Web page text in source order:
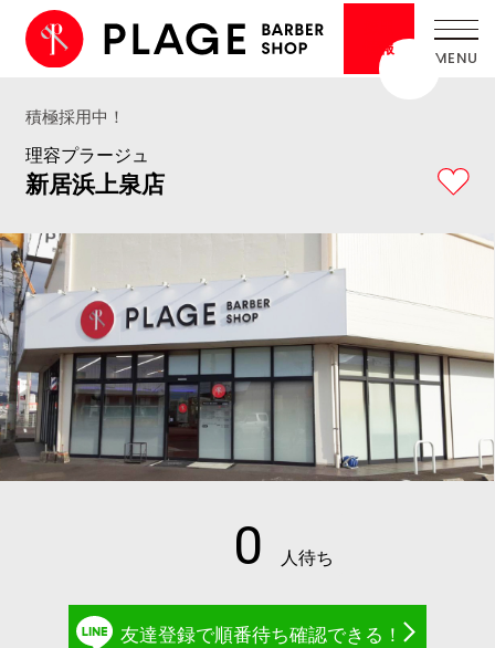
情報
積極採用中！
理容プラージュ
新居浜上泉店
友達登録で順番待ち確認できる！